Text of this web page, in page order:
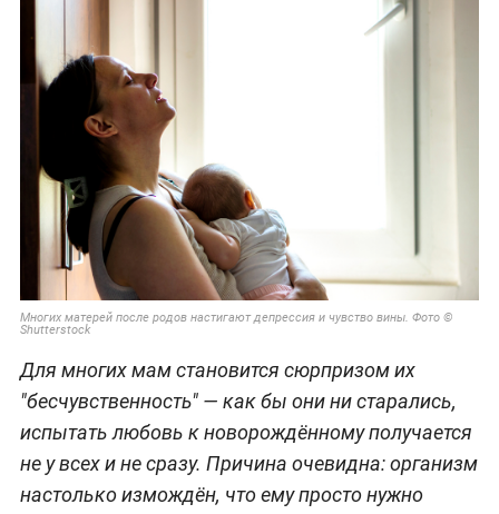
Многих матерей после родов настигают депрессия и чувство вины. Фото ©
Shutterstock
Для многих мам становится сюрпризом их
"бесчувственность" — как бы они ни старались,
испытать любовь к новорождённому получается
не у всех и не сразу. Причина очевидна: организм
настолько измождён, что ему просто нужно